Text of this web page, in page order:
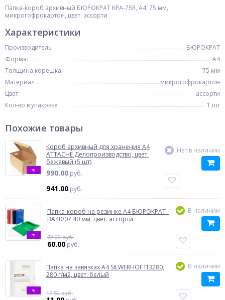
Папка-короб архивный БЮРОКРАТ KPA-75R, A4, 75 мм,
микрогофрокартон, цвет: ассорти
Характеристики
Производитель
БЮРОКРАТ
Формат
A4
Толщина корешка
75 мм
Материал
микрогофрокартон
Цвет:
ассорти
Кол-во в упаковке
1 шт
Похожие товары
%
Короб архивный для хранения A4
ATTACHE Делопроизводство, цвет:
бежевый (5 шт)
990.00 руб.
941.00 руб.
Нет в наличии
%
Папка-короб на резинке A4 БЮРОКРАТ -
BA40/07 40 мм, цвет: ассорти
72.00 руб.
60.00 руб.
В наличии
%
Папка на завязках A4 SILWERHOF ПЗ280,
280 г/м2, цвет: белый
17.50 руб.
В наличии